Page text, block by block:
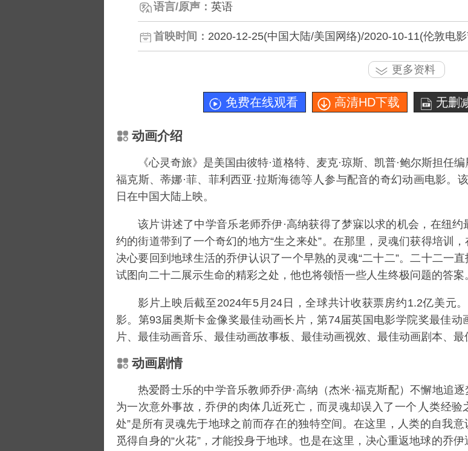
语言/原声： 英语
首映时间： 2020-12-25(中国大陆/美国网络)/2020-10-11(伦敦电
更多资料
免费在线观看 高清HD下载 无删
动画介绍
《心灵奇旅》是美国由彼特·道格特、 麦克·琼斯、 凯普·鲍尔斯担任编
福克斯、蒂娜·菲、 菲利西亚·拉斯海德 参与配音的奇幻动画电影。该
日在中国大陆上映。
该片 述了中学音乐老师乔伊·高纳获得了梦寐以求的机会，在纽
约的街道带到了一个奇幻的地方“生之来处”。在那里，灵魂们获得培训
决心要回到地球生活的乔伊认识了一个早熟的灵魂“二十二”。二十二一
试图向二十二展示生命的精彩之处，他也将领悟一些人生终极问题的答案
影片上映后截至2024年5月24日，全球共计收获票房约1.2亿美元
影。第93届奥斯卡金像奖最佳动画长片，第74届英国电影学院奖最佳动
片、最佳动画音乐、最佳动画故事板、最佳动画视效、最佳动画剧本、最
动画剧情
热爱爵士乐的中学音乐教师乔伊·高纳（杰米·福克斯配）不懈地追
为一次意外事故，乔伊的肉体几近死亡，而灵魂却误入了一个
类经验
处”是所有灵魂先于地球之前而存
的独特空间。在这里，人类的自我
觅得自身的“火花”，才能投身于地球。也是在这里，决心重返地球的乔